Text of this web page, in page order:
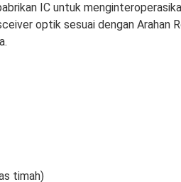
IC untuk
optik sesuai dengan Arahan
timah)